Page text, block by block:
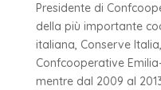
Presidente di
della più importante
italiana, Conserve
Confcooperative
mentre dal 2009 al